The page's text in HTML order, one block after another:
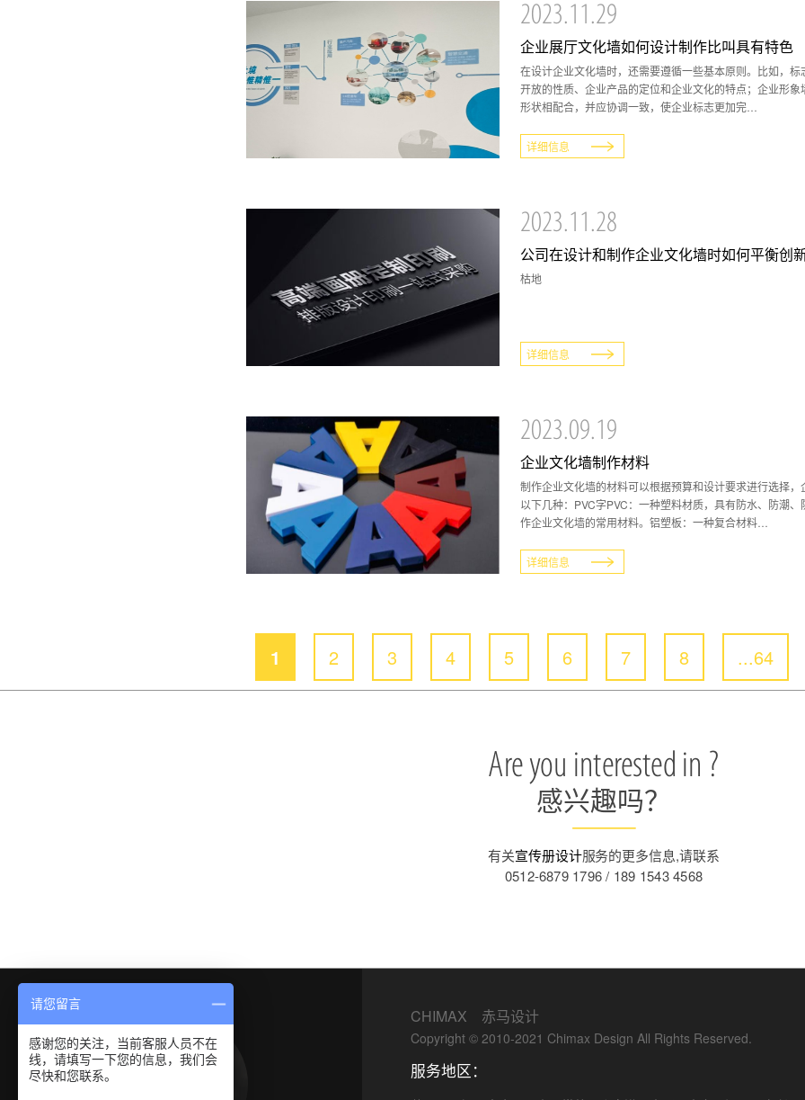
2023.11.29
企业展厅文化墙如何设计制作比叫具有特色
在设计企业文化墙时，还需要遵循一些基本原则。比如，
开放的性质、企业产品的定位和企业文化的特点；企业形
形状相配合，并应协调一致，使企业标志更加完…
详细信息
2023.11.28
公司在设计和制作企业文化墙时如何平衡创
枯地
详细信息
2023.09.19
企业文化墙制作材料
制作企业文化墙的材料可以根据预算和设计要求进行选择
以下几种：PVC字PVC：一种塑料材质，具有防水、防潮
作企业文化墙的常用材料。铝塑板：一种复合材料…
详细信息
1 2 3 4 5 6 7 8 ...64
Are you interested in ?
感兴趣吗？
有关宣传册设计服务的更多信息,请联系
0512-6879 1796 / 189 1543 4568
CHIMAX 赤马设计
Copyright © 2010-2021 Chimax Design All Rights Reserved.
服务地区：
请您留言
感谢您的关注，当前客服人员不在
线，请填写一下您的信息，我们会
尽快和您联系。